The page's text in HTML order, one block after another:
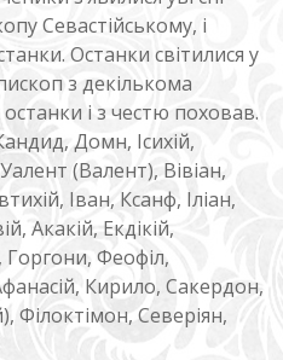
Севастійському, і
Останки світилися у
з декількома
останки і з честю поховав.
Домн, Ісихій,
(Валент), Вівіан,
Іван, Ксанф, Іліан,
Акакій, Екдікій,
Горгони, Феофіл,
Кирило, Сакердон,
Філоктімон, Северіян,